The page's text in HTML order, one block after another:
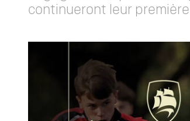
continueront leur